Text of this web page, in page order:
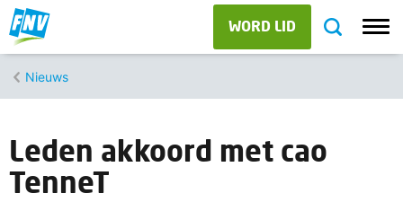
WORD LID
Nieuws
Leden akkoord met cao
TenneT